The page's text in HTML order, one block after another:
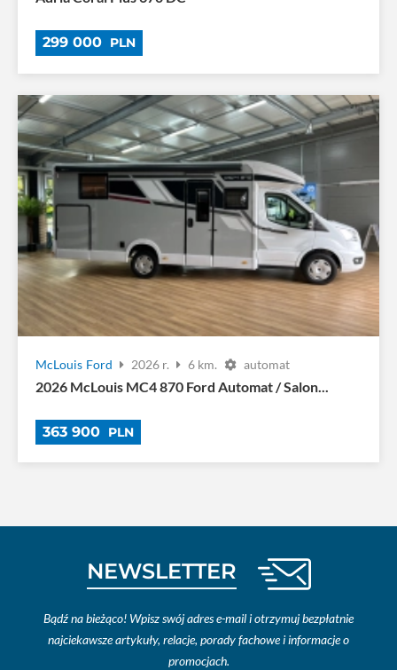
299 000 PLN
McLouis Ford 2026 r. 6 km. automat
2026 McLouis MC4 870 Ford Automat / Salon...
363 900 PLN
NEWSLETTER
Bądź na bieżąco! Wpisz swój adres e-mail i otrzymuj bezpłatnie
najciekawsze artykuły, relacje, porady fachowe i informacje o
promocjach.